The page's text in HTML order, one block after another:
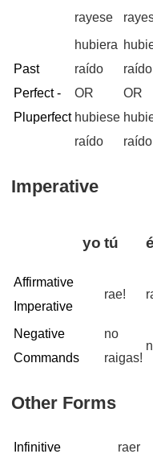
rayese
Past
Perfect -
Pluperfect
hubiera
raído
OR
hubiese
raído
raído
OR
raído
Imperative
yo tú
Affirmative
Imperative
rae!
Negative
Commands
no
raigas!
Other Forms
Infinitive
raer